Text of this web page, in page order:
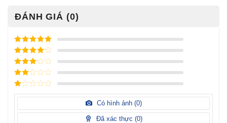
ĐÁNH GIÁ (0)
Được xếp
hạng
5
5
sao
Được xếp
hạng
4
5
sao
Được
xếp
hạng3
5 sao
Được
hạng
sao
Được
hạng
Có hình ảnh (0)
Đã xác thực (0)